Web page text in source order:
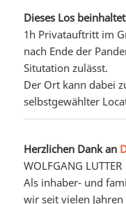
Dieses Los
1h Privatauftritt im
nach Ende der
Situtation zulässt.
Der Ort kann dabei
selbstgewählter
Herzlichen Dank an
WOLFGANG LUTTER
Als inhaber- und
wir seit vielen